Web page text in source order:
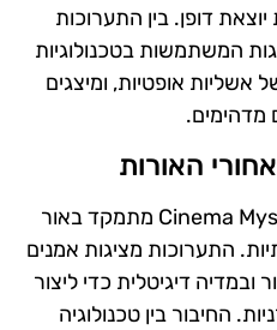
יוצאת דופן. בין התערוכות
המשתמשות בטכנולוגיות
אופטיות, ומיצגים
מדהימים.
האורות
הקונספט המרכזי של Cinema Mystica מתמקד באור
התערוכות מציגות אמנים
דיגיטלית כדי ליצור
החיבור בין טכנולוגיה